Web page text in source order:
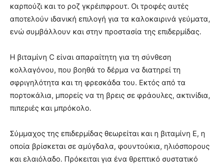
καρπούζι και το ροζ γκρέιπφρουτ. Οι τροφές αυτές
αποτελούν ιδανική επιλογή για τα καλοκαιρινά γεύματα,
ενώ συμβάλλουν και στην προστασία της επιδερμίδας.
Η βιταμίνη C είναι απαραίτητη για τη σύνθεση
κολλαγόνου, που βοηθά το δέρμα να διατηρεί τη
σφριγηλότητα και τη φρεσκάδα του. Εκτός από τα
πορτοκάλια, μπορείς να τη βρεις σε φράουλες, ακτινίδια,
πιπεριές και μπρόκολο.
Σύμμαχος της επιδερμίδας θεωρείται και η βιταμίνη Ε, η
οποία βρίσκεται σε αμύγδαλα, φουντούκια, ηλιόσπορους
και ελαιόλαδο. Πρόκειται για ένα θρεπτικό συστατικό